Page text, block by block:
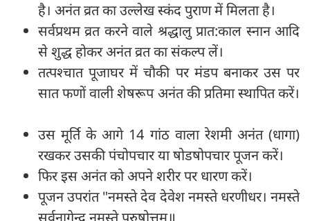
है। अनंत व्रत का उल्लेख स्कंद पुराण में मिलता है।
सर्वप्रथम व्रत करने वाले श्रद्धालु प्रात:काल स्नान आदि
से शुद्ध होकर अनंत व्रत का संकल्प लें।
तत्पश्चात पूजाघर में चौकी पर मंडप बनाकर उस पर
सात फणों वाली शेषरूप अनंत की प्रतिमा स्थापित करें।
उस मूर्ति के आगे 14 गांठ वाला रेशमी अनंत (धागा)
रखकर उसकी पंचोपचार या षोडषोपचार पूजन करें।
फिर इस अनंत को अपने शरीर पर धारण करें।
पूजन उपरांत "नमस्ते देव देवेश नमस्ते धरणीधर। नमस्ते